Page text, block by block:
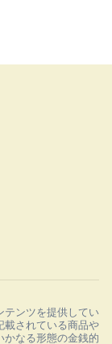
テンツを提供してい
載されている商品や
かなる形態の金銭的